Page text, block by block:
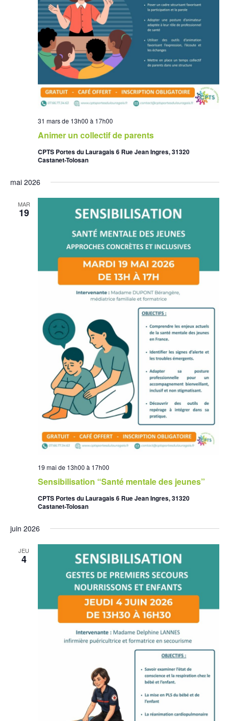
31 mars de 13h00 à 17h00
Animer un collectif de parents
CPTS Portes du Lauragais 6 Rue Jean Ingres, 31320
Castanet-Tolosan
mai 2026
MAR
19
19 mai de 13h00 à 17h00
Sensibilisation “Santé mentale des jeunes”
CPTS Portes du Lauragais 6 Rue Jean Ingres, 31320
Castanet-Tolosan
juin 2026
JEU
4